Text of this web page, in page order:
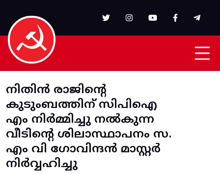
നിതിൻ രാജിന്റെ
കുടുംബത്തിന് സിപിഐ
എം നിർമ്മിച്ചു നൽകുന്ന
വീടിന്റെ ശിലാസ്ഥാപനം സ.
എം വി ഗോവിന്ദൻ മാസ്റ്റർ
നിർവ്വഹിച്ചു